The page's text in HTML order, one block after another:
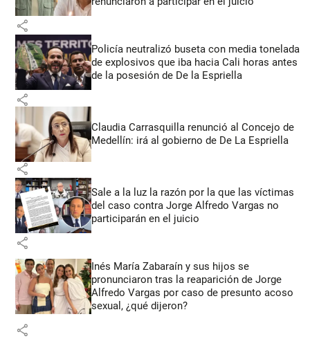
share
Policía neutralizó buseta con media tonelada
de explosivos que iba hacia Cali horas antes
de la posesión de De la Espriella
share
Claudia Carrasquilla renunció al Concejo de
Medellín: irá al gobierno de De La Espriella
share
Sale a la luz la razón por la que las víctimas
del caso contra Jorge Alfredo Vargas no
participarán en el juicio
share
Inés María Zabaraín y sus hijos se
pronunciaron tras la reaparición de Jorge
Alfredo Vargas por caso de presunto acoso
sexual, ¿qué dijeron?
share